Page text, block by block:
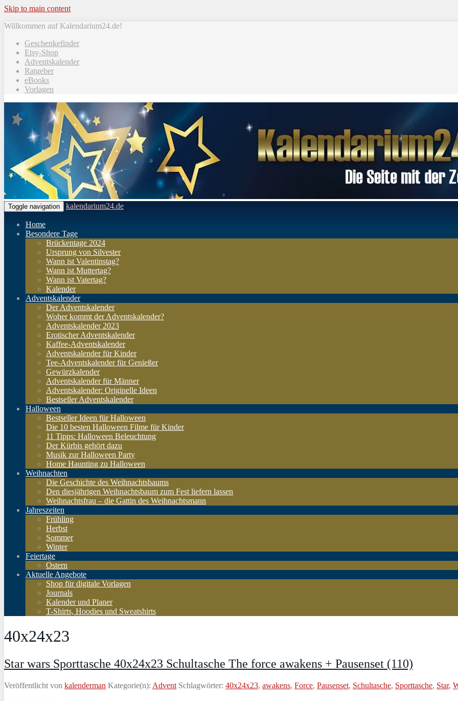
Skip to main content
Willkommen auf Kalendarium24.de!
Geschenkefinder
Etsy-Shop
Adventskalender
Ratgeber
eBooks
Vorlagen
Toggle navigation kalendarium24.de
Home
Besondere Tage
Brückentage 2024
Ursprung von Silvester
Wann ist Valentinstag?
Wann ist Muttertag?
Wann ist Vatertag?
Kalender
Adventskalender
Der Adventskalender
Woher kommt der Adventskalender?
Adventskalender 2023
Erotischer Adventskalender
Kaffee-Adventskalender
Adventskalender für Kinder
Tee-Adventskalender für Genießer
Gewürzkalender
Adventskalender für Männer
Adventskalender: Originelle Ideen
Bestseller Adventskalender
Halloween
Bestseller Ideen für Halloween
Die 10 besten Halloween Filme für Kinder
11 Tipps: Halloween Beleuchtung
Der Kürbis gehört dazu
Musik zur Halloween Party
Home Haunting zu Halloween
Weihnachten
Die Geschichte des Weihnachtsbaums
Den diesjährigen Weihnachtsbaum zum Fest liefern lassen
Weihnachtsfrau – die Gattin des Weihnachtsmann
Jahreszeiten
Frühling
Herbst
Sommer
Winter
Feiertage
Ostern
Aktuelle Angebote
Shop für digitale Vorlagen
Journals
Kalender und Planer
T-Shirts, Hoodies und Sweatshirts
40x24x23
Star wars Sporttasche 40x24x23 Schultasche The force awakens + Pausenset (110)
Veröffentlicht von kalenderman Kategorie(n): Advent Schlagwörter: 40x24x23, awakens, Force, Pausenset, Schultasche, Sporttasche, Star,